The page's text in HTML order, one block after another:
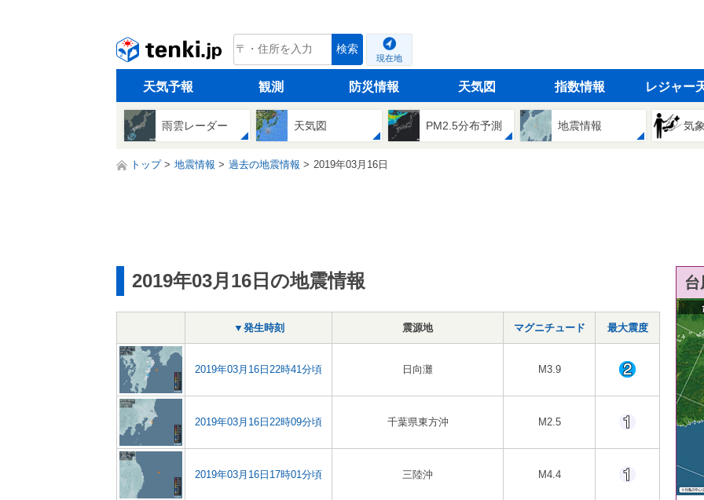
tenki.jp 検索
現在地
天気予報 観測 防災情報 天気図 指数情報 レジャー
雨雲レーダー 天気図 PM2.5分布予測 地震情報 気
トップ 地震情報 過去の地震情報 2019年03月16日
2019年03月16日の地震情報
▼発生時刻 震源地 マグニチュード 最大震度
2019年03月16日22時41分頃 日向灘 M3.9
2019年03月16日22時09分頃 千葉県東方沖 M2.5
2019年03月16日17時01分頃 三陸沖 M4.4